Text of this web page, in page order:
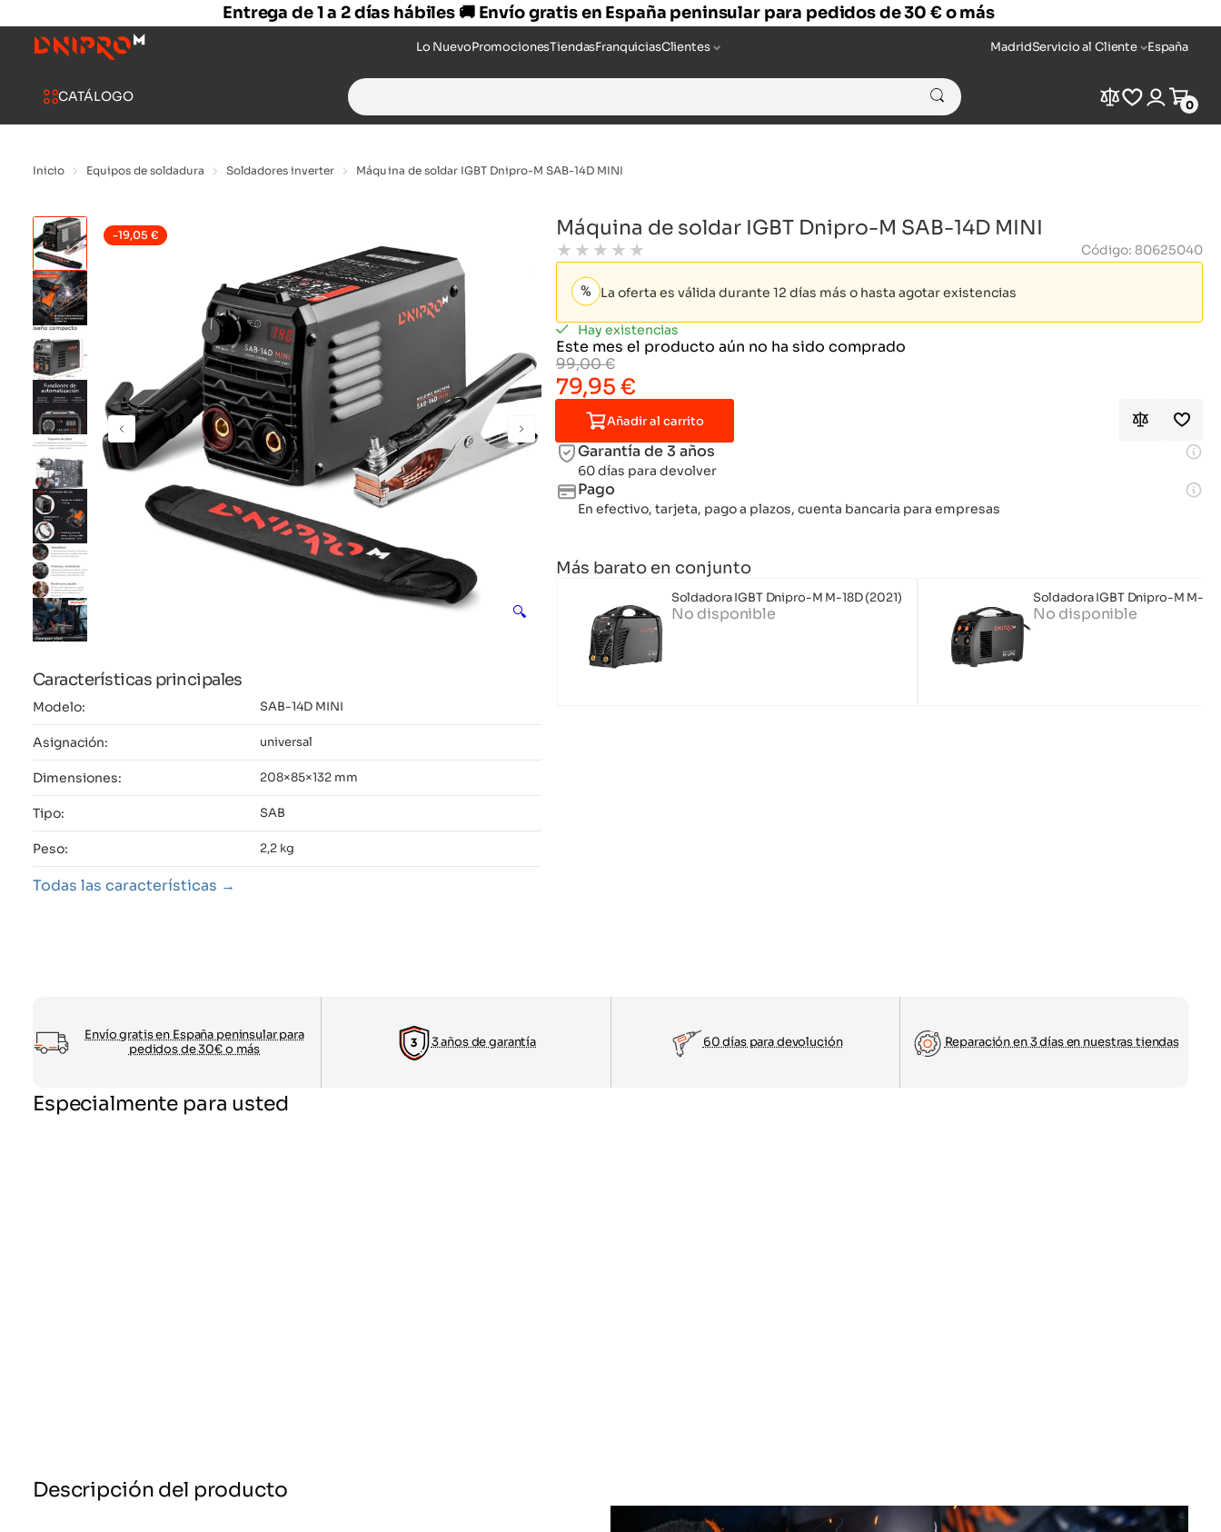
Entrega de 1 a 2 días hábiles 🚚 Envío gratis en España peninsular para pedidos de 30 € o más
Lo NuevoPromocionesTiendasFranquiciasClientes MadridServicio al Cliente España
CATÁLOGO
Search
for:
Compare
Wishlist
Login
Cart
0
Inicio Equipos de soldadura Soldadores inverter Máquina de soldar IGBT Dnipro-M SAB-14D MINI
-19,05€
🔍
Características principales
Modelo: SAB-14D MINI
Asignación: universal
Dimensiones: 208×85×132 mm
Tipo: SAB
Peso: 2,2 kg
Todas las características
Máquina de soldar IGBT Dnipro-M SAB-14D MINI
★ ★ ★ ★ ★ Código: 80625040
La oferta es válida durante 12 días más o hasta agotar existencias
Hay existencias
Este mes el producto aún no ha sido comprado
79,95 €
99,00€
Añadir al carrito
Garantía de 3 años
60 días para devolver
Pago
En efectivo, tarjeta, pago a plazos, cuenta bancaria para empresas
Más barato en conjunto
Soldadora IGBT Dnipro-M M-18D (2021)
No disponible
Soldadora IGBT Dnipro-M M-
No disponible
Envío gratis en España peninsular para
pedidos de 30€ o más
3 años de garantía 60 días para devolución Reparación en 3 días en nuestras tiendas
Especialmente para usted
Descripción del producto